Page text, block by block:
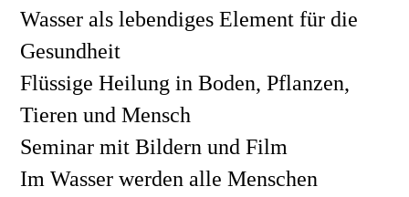
Wasser als lebendiges Element für die
Gesundheit
Flüssige Heilung in Boden, Pflanzen,
Tieren und Mensch
Seminar mit Bildern und Film
Im Wasser werden alle Menschen